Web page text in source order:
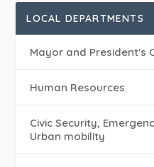
LOCAL DEPARTMENTS
Mayor and President's
Human Resources
Civic Security,
Urban mobility